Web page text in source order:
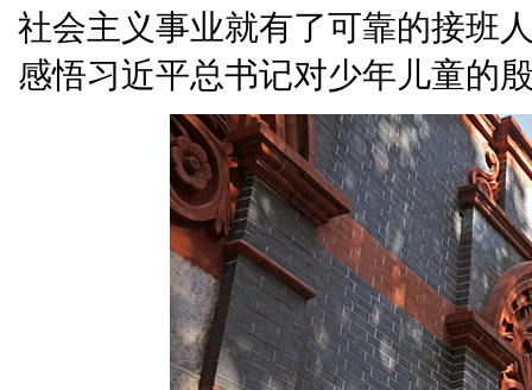
社会主义事业就有了可靠的接班
感悟习近平总书记对少年儿童的